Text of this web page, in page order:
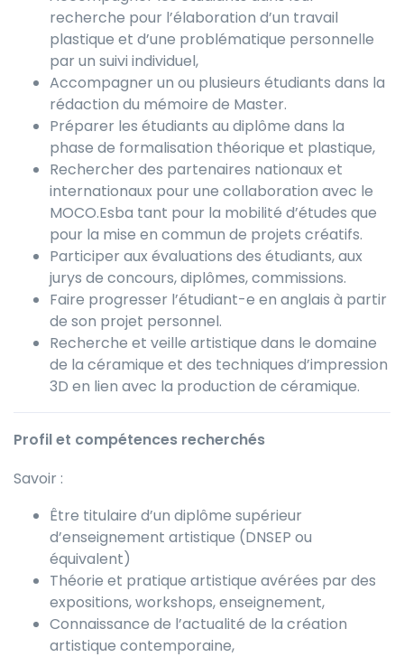
recherche pour l’élaboration d’un travail
plastique et d’une problématique personnelle
par un suivi individuel,
Accompagner un ou plusieurs étudiants dans la
rédaction du mémoire de Master.
Préparer les étudiants au diplôme dans la
phase de formalisation théorique et plastique,
Rechercher des partenaires nationaux et
internationaux pour une collaboration avec le
MOCO.Esba tant pour la mobilité d’études que
pour la mise en commun de projets créatifs.
Participer aux évaluations des étudiants, aux
jurys de concours, diplômes, commissions.
Faire progresser l’étudiant-e en anglais à partir
de son projet personnel.
Recherche et veille artistique dans le domaine
de la céramique et des techniques d’impression
3D en lien avec la production de céramique.
Profil et compétences recherchés
Savoir :
Être titulaire d’un diplôme supérieur
d’enseignement artistique (DNSEP ou
équivalent)
Théorie et pratique artistique avérées par des
expositions, workshops, enseignement,
Connaissance de l’actualité de la création
artistique contemporaine,